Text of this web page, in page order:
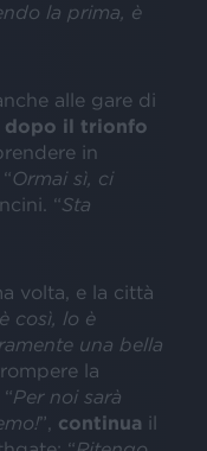
la prima, è
alle gare di
dopo il trionfo
in
Ormai sì, ci
“Sta
volta, e la città
così, lo è
una bella
la
. “Per noi sarà
”, continua il